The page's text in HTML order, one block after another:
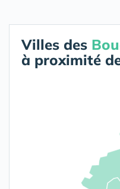
Villes des
à proximité